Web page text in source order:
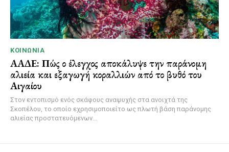
ΚΟΙΝΩΝΊΑ
ΑΑΔΕ: Πώς ο έλεγχος αποκάλυψε την παράνομη
αλιεία και εξαγωγή κοραλλιών από το βυθό του
Αιγαίου
Στον εντοπισμό ενός σκάφους αναψυχής στα ανοιχτά της
Σκοπέλου, το οποίο εχρησιμοποιείτο ως πλωτή βάση παράνομης
αλιείας προστατευόμενων...